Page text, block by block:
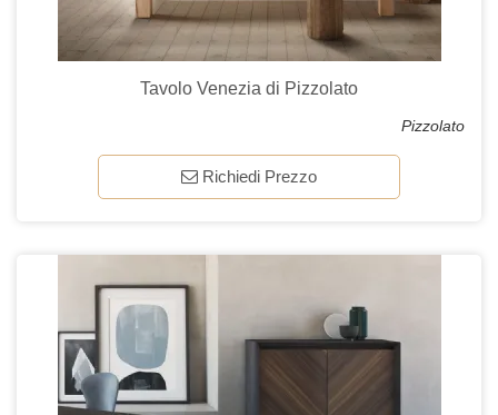
Tavolo Venezia di Pizzolato
Pizzolato
Richiedi Prezzo